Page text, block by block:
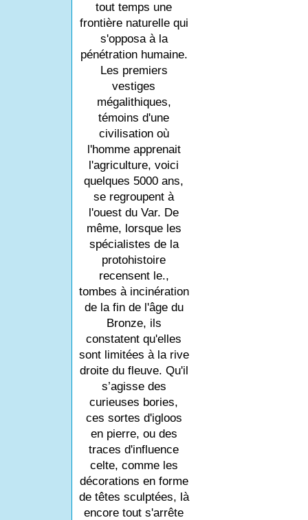
tout temps une
frontière naturelle qui
s'opposa à la
pénétration humaine.
Les premiers
vestiges
mégalithiques,
témoins d'une
civilisation où
l'homme apprenait
l'agriculture, voici
quelques 5000 ans,
se regroupent à
l'ouest du Var. De
même, lorsque les
spécialistes de la
protohistoire
recensent le.,
tombes à incinération
de la fin de l'âge du
Bronze, ils
constatent qu'elles
sont limitées à la rive
droite du fleuve. Qu'il
s’agisse des
curieuses bories,
ces sortes d'igloos
en pierre, ou des
traces d'influence
celte, comme les
décorations en forme
de têtes sculptées, là
encore tout s'arrête